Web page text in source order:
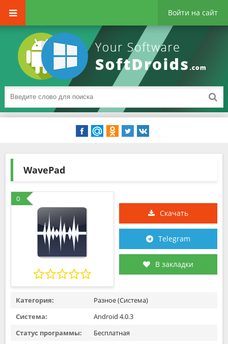
Войти на сайт
WavePad
0
Скачать
Telegram
В закладки
Категория:
Разное (Система)
Система:
Android 4.0.3
Статус программы:
Бесплатная